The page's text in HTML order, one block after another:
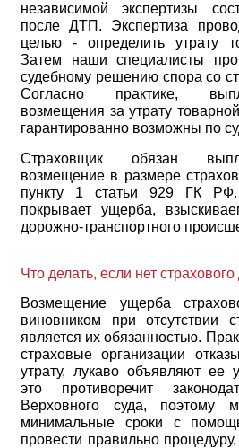
независимой экспертизы
после ДТП. Экспертиза
целью - определить утрату
Затем наши специалисты
судебному решению спора со
Согласно практике,
возмещения за утрату
гарантированно возможны по
Страховщик обязан
возмещение в размере
пункту 1 статьи 929 ГК
покрывает ущерба,
дорожно-транспортного
Что делать, если нет страхового
Возмещение ущерба
виновником при отсутствии
является их обязанностью.
страховые организации
утрату, лукаво объявляют ее
это противоречит
Верховного суда, поэтому
минимальные сроки с
провести правильно